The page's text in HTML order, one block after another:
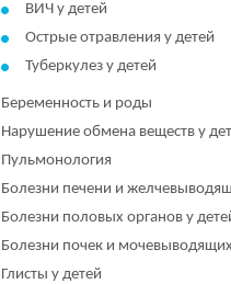
ВИЧ у детей
Острые отравления у детей
Туберкулез у детей
Беременность и роды
Нарушение обмена веществ у
Пульмонология
Болезни печени и
Болезни половых органов у
Болезни почек и
Глисты у детей